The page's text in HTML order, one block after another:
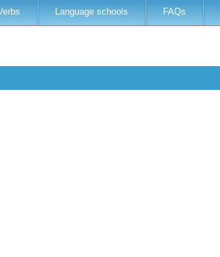
Language schools FAQs